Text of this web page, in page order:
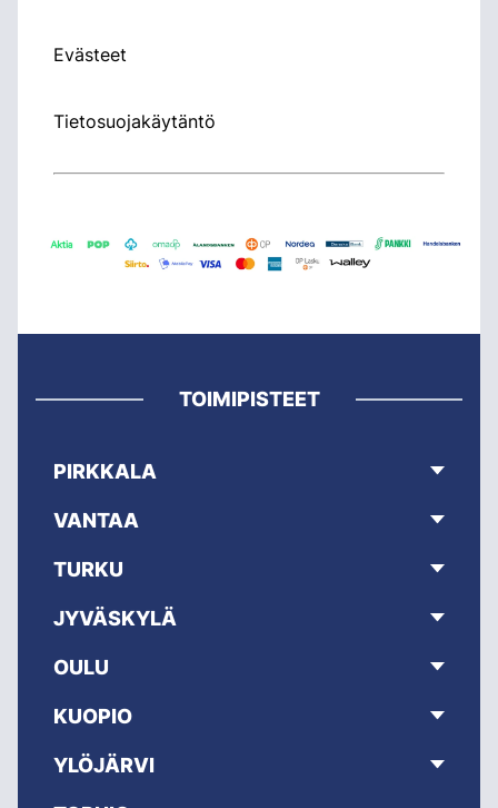
Evästeet
Tietosuojakäytäntö
TOIMIPISTEET
PIRKKALA
VANTAA
TURKU
JYVÄSKYLÄ
OULU
KUOPIO
YLÖJÄRVI